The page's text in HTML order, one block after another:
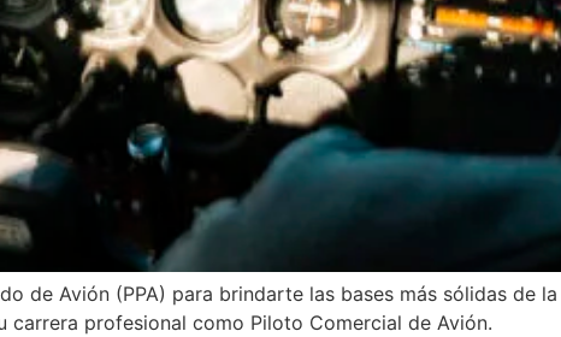
de Avión (PPA) para brindarte las bases más sólidas de
carrera profesional como Piloto Comercial de Avión.